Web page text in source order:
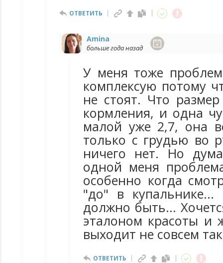
ОТВЕТИТЬ
Amina
больше года назад
У меня тоже
комплексую потому
не стоят. Что
кормления, и одна
малой уже 2,7, она
только с грудью во
ничего нет. Но
одной меня
особенно когда
"до" в
должно быть...
эталоном красоты и
выходит не совсем
ОТВЕТИТЬ